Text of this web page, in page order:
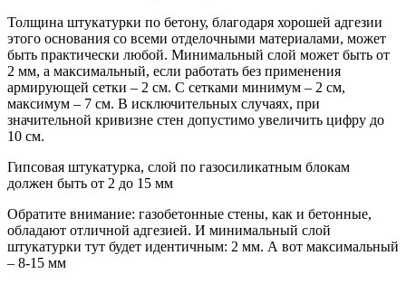
Толщина штукатурки по бетону, благодаря хорошей адгезии
этого основания со всеми отделочными материалами, может
быть практически любой. Минимальный слой может быть от
2 мм, а максимальный, если работать без применения
армирующей сетки – 2 см. С сетками минимум – 2 см,
максимум – 7 см. В исключительных случаях, при
значительной кривизне стен допустимо увеличить цифру до
10 см.
Гипсовая штукатурка, слой по газосиликатным блокам
должен быть от 2 до 15 мм
Обратите внимание: газобетонные стены, как и бетонные,
обладают отличной адгезией. И минимальный слой
штукатурки тут будет идентичным: 2 мм. А вот максимальный
– 8-15 мм